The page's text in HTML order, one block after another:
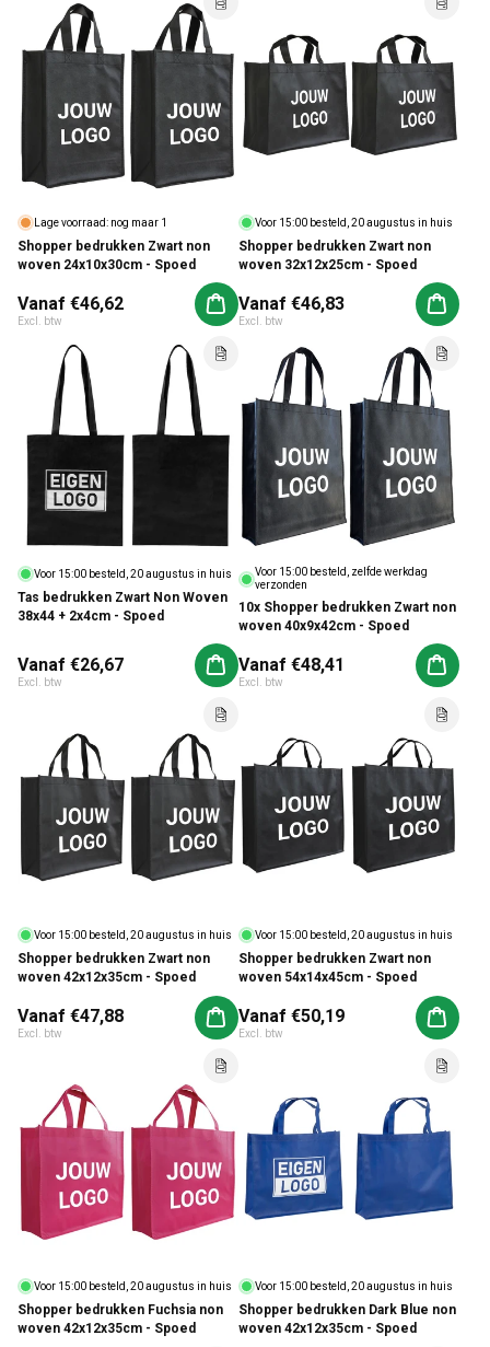
Lage voorraad: nog maar 1
Shopper bedrukken Zwart non
woven 24x10x30cm - Spoed
Normale prijs
Vanaf €46,62
Excl. btw
Aan winkelwagen toevoegen
Voor 15:00 besteld, 20 augustus in huis
Shopper bedrukken Zwart non
woven 32x12x25cm - Spoed
Normale prijs
Vanaf €46,83
Excl. btw
Aan
Voor 15:00 besteld, 20 augustus in huis
Tas bedrukken Zwart Non Woven
38x44 + 2x4cm - Spoed
Normale prijs
Vanaf €26,67
Excl. btw
Aan winkelwagen toevoegen
Voor 15:00 besteld, zelfde werkdag
verzonden
10x Shopper bedrukken Zwart non
woven 40x9x42cm - Spoed
Normale prijs
Vanaf €48,41
Excl. btw
Aan
Voor 15:00 besteld, 20 augustus in huis
Shopper bedrukken Zwart non
woven 42x12x35cm - Spoed
Normale prijs
Vanaf €47,88
Excl. btw
Aan winkelwagen toevoegen
Voor 15:00 besteld, 20 augustus in huis
Shopper bedrukken Zwart non
woven 54x14x45cm - Spoed
Normale prijs
Vanaf €50,19
Excl. btw
Aan
Voor 15:00 besteld, 20 augustus in huis
Shopper bedrukken Fuchsia non
woven 42x12x35cm - Spoed
Voor 15:00 besteld, 20 augustus in huis
Shopper bedrukken Dark Blue non
woven 42x12x35cm - Spoed